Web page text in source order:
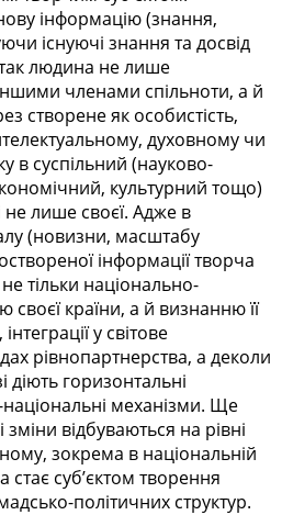
інформацію (знання,
існуючі знання та досвід
людина не лише
членами спільноти, а й
створене як особистість,
духовному чи
в суспільний (науково-
культурний тощо)
не лише своєї. Адже в
(новизни, масштабу
інформації творча
тільки національно-
країни, а й визнанню її
у світове
рівнопартнерства, а деколи
діють горизонтальні
механізми. Ще
відбуваються на рівні
зокрема в національній
стає суб’єктом творення
політичних структур.